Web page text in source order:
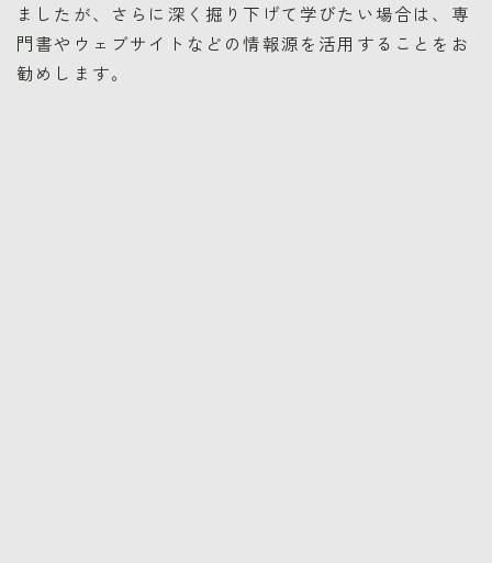
ましたが、さらに深く掘り下げて学びたい場合は、専
門書やウェブサイトなどの情報源を活用することをお
勧めします。